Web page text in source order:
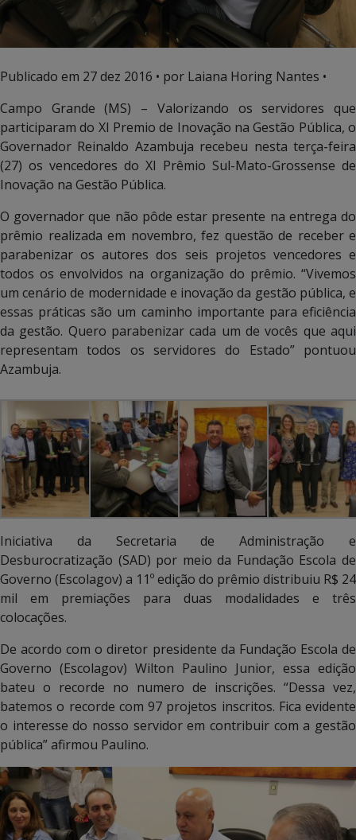
Publicado em 27 dez 2016 • por Laiana Horing Nantes •
Campo Grande (MS) – Valorizando os servidores que
participaram do XI Premio de Inovação na Gestão Pública, o
Governador Reinaldo Azambuja recebeu nesta terça-feira
(27) os vencedores do XI Prêmio Sul-Mato-Grossense de
Inovação na Gestão Pública.
O governador que não pôde estar presente na entrega do
prêmio realizada em novembro, fez questão de receber e
parabenizar os autores dos seis projetos vencedores e
todos os envolvidos na organização do prêmio. “Vivemos
um cenário de modernidade e inovação da gestão pública, e
essas práticas são um caminho importante para eficiência
da gestão. Quero parabenizar cada um de vocês que aqui
representam todos os servidores do Estado” pontuou
Azambuja.
Iniciativa da Secretaria de Administração e
Desburocratização (SAD) por meio da Fundação Escola de
Governo (Escolagov) a 11º edição do prêmio distribuiu R$ 24
mil em premiações para duas modalidades e três
colocações.
De acordo com o diretor presidente da Fundação Escola de
Governo (Escolagov) Wilton Paulino Junior, essa edição
bateu o recorde no numero de inscrições. “Dessa vez,
batemos o recorde com 97 projetos inscritos. Fica evidente
o interesse do nosso servidor em contribuir com a gestão
pública” afirmou Paulino.